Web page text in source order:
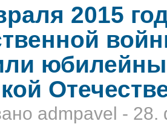
2015
admpavel - 28.